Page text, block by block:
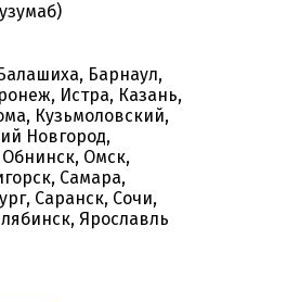
Барнаул,
Истра, Казань,
Кузьмоловский,
Новгород,
Омск,
Самара,
Саранск, Сочи,
Ярославль